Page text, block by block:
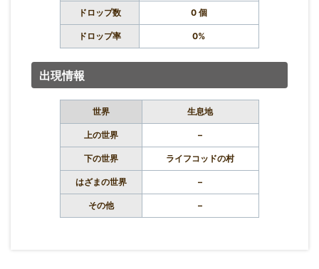
ドロップ数 0 個
ドロップ率 0%
出現情報
世界 生息地
上の世界 –
下の世界 ライフコッドの村
はざまの世界 –
その他 –